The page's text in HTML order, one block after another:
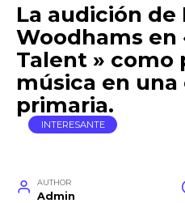
La audición de
Woodhams en
Talent » como
música en una
primaria.
INTERESANTE
AUTHOR
Admin